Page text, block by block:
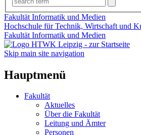
Fakultät Informatik und Medien
Hochschule für Technik, Wirtschaft und
Fakultät Informatik und Medien
Skip main site navigation
Hauptmenü
Fakultät
Aktuelles
Über die Fakultät
Leitung und Ämter
Personen